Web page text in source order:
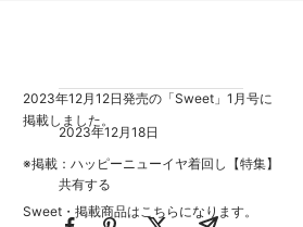
2023年12月18日
共有する
2023年12月12日発売の「Sweet」 1月号に
掲載しま した。
※掲載：ハッピーニューイヤ着回し【特集】
Sweet・掲載商品はこちらになります。